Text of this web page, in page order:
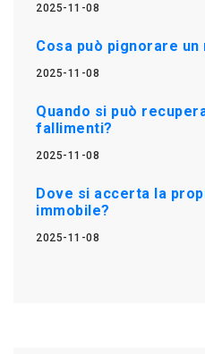
2025-11-08
Cosa può pignorare
2025-11-08
Quando si può
fallimenti?
2025-11-08
Dove si accerta la
immobile?
2025-11-08